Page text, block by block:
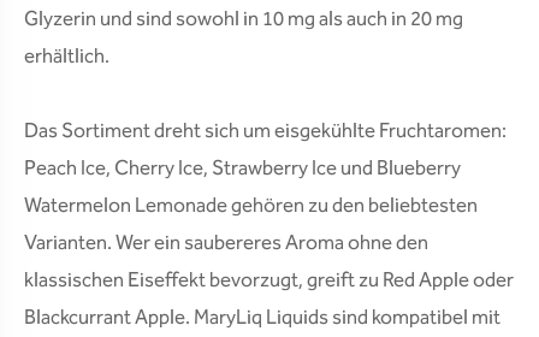
Glyzerin und sind sowohl in 10 mg als auch in 20 mg
erhältlich.
Das Sortiment dreht sich um eisgekühlte Fruchtaromen:
Peach Ice, Cherry Ice, Strawberry Ice und Blueberry
Watermelon Lemonade gehören zu den beliebtesten
Varianten. Wer ein saubereres Aroma ohne den
klassischen Eiseffekt bevorzugt, greift zu Red Apple oder
Blackcurrant Apple. MaryLiq Liquids sind kompatibel mit